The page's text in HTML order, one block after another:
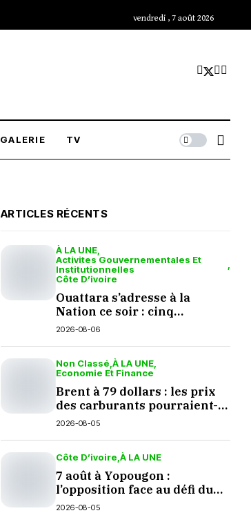
vendredi , 7 août 2026
GALERIE TV
ARTICLES RÉCENTS
À LA UNE
Activites Gouvernementales Et
Institutionnelles
Côte D’ivoire
Ouattara s’adresse à la
Nation ce soir : cinq
questions en suspens
2026-08-06
Non Classé À LA UNE
Economie Et Finance
Brent à 79 dollars : les prix
des carburants pourraient-
ils baisser en septembre ?
2026-08-05
Côte D’ivoire À LA UNE
7 août à Yopougon :
l’opposition face au défi du
dialogue
2026-08-05